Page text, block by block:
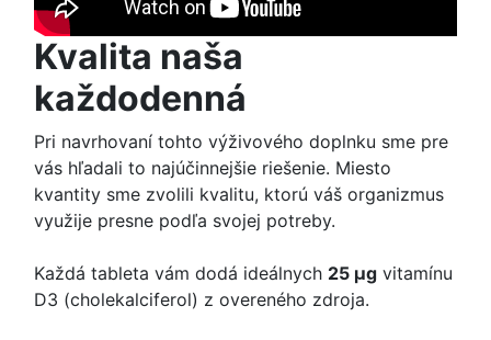
Kvalita naša
každodenná
Pri navrhovaní tohto výživového doplnku sme pre
vás hľadali to najúčinnejšie riešenie. Miesto
kvantity sme zvolili kvalitu, ktorú váš organizmus
využije presne podľa svojej potreby.
Každá tableta vám dodá ideálnych 25 μg vitamínu
D3 (cholekalciferol) z overeného zdroja.